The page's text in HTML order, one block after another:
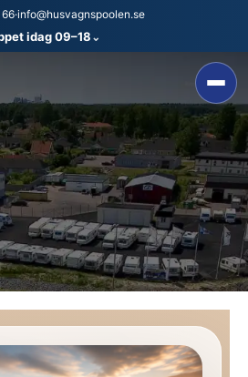
·info@husvagnspoolen.se
idag 09–18⌄